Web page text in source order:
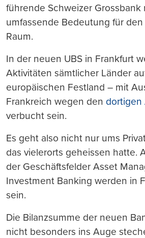
führende Schweizer Grossbank
umfassende Bedeutung für den
Raum.
In der neuen UBS in Frankfurt
Aktivitäten sämtlicher Länder
europäischen Festland – mit
Frankreich wegen den dortigen
verbucht sein.
Es geht also nicht nur ums
das vielerorts geheissen hatte.
der Geschäftsfelder Asset
Investment Banking werden in
sein.
Die Bilanzsumme der neuen
nicht besonders ins Auge